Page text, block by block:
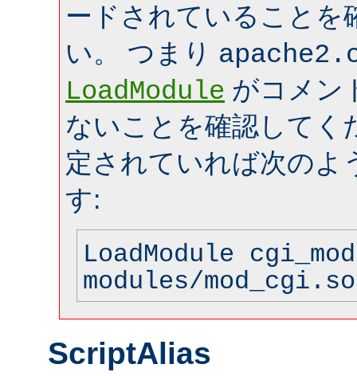
ードされていることを
い。 つまり
LoadModule がコメン
ないことを確認してく
定されていれば次のよ
す:
LoadModule
modules/mod_cgi.so
ScriptAlias